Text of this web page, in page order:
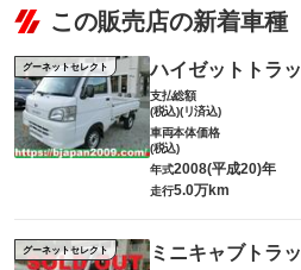
この販売店の新着車種
グーネットセレクト ハイゼットトラ
支払総額
(税込)(リ済込)
車両本体価格
(税込)
年式2008(平成20)年
走行5.0万km
グーネットセレクト ミニキャブトラ